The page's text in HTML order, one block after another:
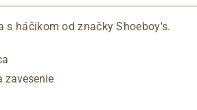
s háčikom od značky Shoeboy's.
zavesenie